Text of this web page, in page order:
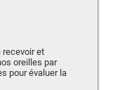
recevoir et
oreilles par
pour évaluer la